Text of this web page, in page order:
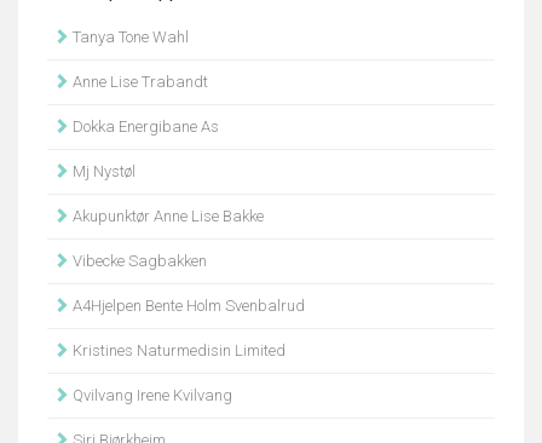
Tanya Tone Wahl
Anne Lise Trabandt
Dokka Energibane As
Mj Nystøl
Akupunktør Anne Lise Bakke
Vibecke Sagbakken
A4Hjelpen Bente Holm Svenbalrud
Kristines Naturmedisin Limited
Qvilvang Irene Kvilvang